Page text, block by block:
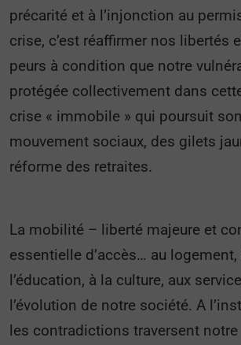
précarité et à l’injonction au
crise, c’est réaffirmer nos libertés
peurs à condition que notre
protégée collectivement dans
crise « immobile » qui poursuit
mouvement sociaux, des gilets
réforme des retraites.
La mobilité – liberté majeure et
essentielle d’accès… au logement,
l’éducation, à la culture, aux
l’évolution de notre société. A
les contradictions traversent notre